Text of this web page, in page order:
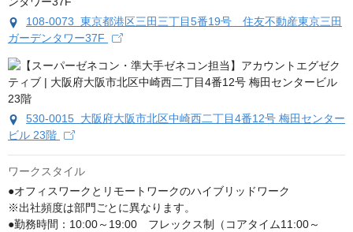
108-0073 東京都港区三田三丁目5番19号 住友不動産東京三田
ガーデンタワー37F
530-0015 大阪府大阪市北区中崎西二丁目4番12号 梅田センター
ビル 23階
ワークスタイル
●オフィスワークとリモートワークのハイブリッドワーク
※出社頻度は部門ごとに異なります。
●勤務時間：10:00～19:00　フレックス制（コアタイム11:00～